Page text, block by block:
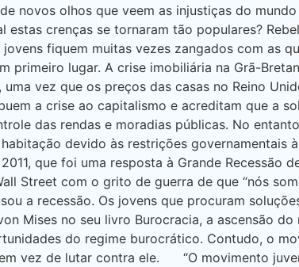
novos olhos que veem as injustiças do
crenças se tornaram tão populares?
fiquem muitas vezes zangados com as
primeiro lugar. A crise imobiliária na Grã-
vez que os preços das casas no Reino
a crise ao capitalismo e acreditam que a
das rendas e moradias públicas. No
devido às restrições governamentais
que foi uma resposta à Grande Recessão
Street com o grito de guerra de que “nós
a recessão. Os jovens que procuram
Mises no seu livro Burocracia, a ascensão
do regime burocrático. Contudo, o
vez de lutar contra ele. “O movimento